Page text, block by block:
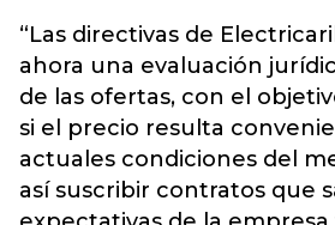
“Las directivas de
ahora una evaluación
de las ofertas, con el
si el precio resulta
actuales condiciones del
así suscribir contratos que